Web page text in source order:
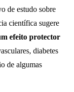
de estudo sobre
científica sugere
efeito protector
diabetes
de algumas